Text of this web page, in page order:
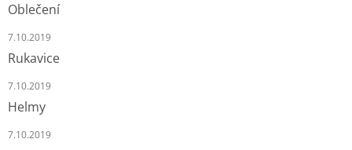
Oblečení
7.10.2019
Rukavice
7.10.2019
Helmy
7.10.2019